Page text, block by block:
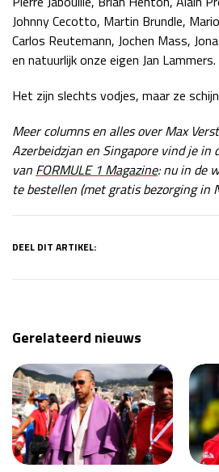
Johnny Cecotto, Martin Brundle,
Carlos Reutemann, Jochen Mass,
en natuurlijk onze eigen Jan Lammers.
Het zijn slechts vodjes, maar ze
Meer columns en alles over Max
Azerbeidzjan en Singapore vind je in
van FORMULE 1 Magazine: nu in de
te bestellen (met gratis bezorging in
DEEL DIT ARTIKEL:
Gerelateerd nieuws